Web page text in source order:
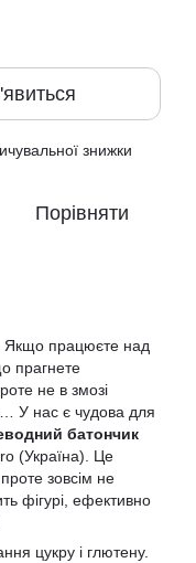
знижки
Порівняти
Якщо працюєте над
прагнете
не в змозі
У нас є чудова для
батончик
(Україна). Це
зовсім не
фігурі, ефективно
цукру і глютену.